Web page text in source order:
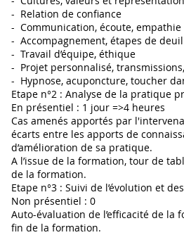
- Relation de confiance
- Communication, écoute, empathie
- Accompagnement, étapes de deuil
- Travail d’équipe, éthique
- Projet personnalisé,
- Hypnose, acuponcture, toucher
Etape n°2 : Analyse de la pratique
En présentiel : 1 jour =>4 heures
Cas amenés apportés par
écarts entre les apports de
d’amélioration de sa pratique.
A l’issue de la formation, tour de
de la formation.
Etape n°3 : Suivi de l’évolution et
Non présentiel : 0
Auto-évaluation de l’efficacité de
fin de la formation.